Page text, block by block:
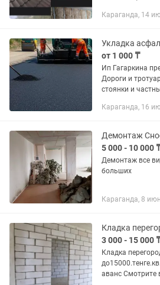
все вопросы на
Караганда, 14
Укладка
от 1 000 ₸
Ип Гагаркина
Дороги и
стоянки и
подготовка
Караганда, 16
Демонтаж
5 000 - 10 000
Демонтаж все
больших
Караганда, 8
Кладка
3 000 - 15 000
Кладка
аванс Смотрите